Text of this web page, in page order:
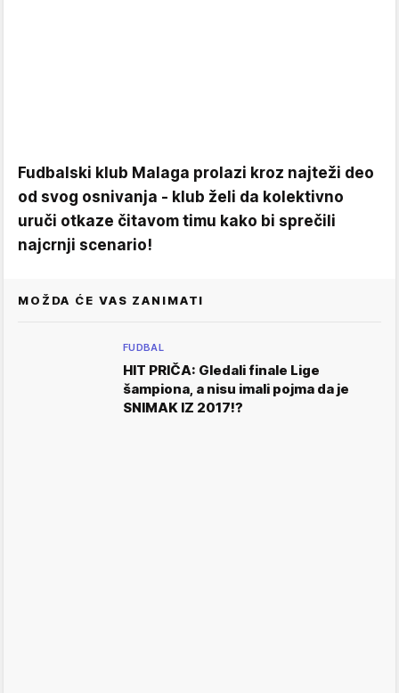
Fudbalski klub Malaga prolazi kroz najteži deo
od svog osnivanja - klub želi da kolektivno
uruči otkaze čitavom timu kako bi sprečili
najcrnji scenario!
MOŽDA ĆE VAS ZANIMATI
FUDBAL
HIT PRIČA: Gledali finale Lige
šampiona, a nisu imali pojma da je
SNIMAK IZ 2017!?